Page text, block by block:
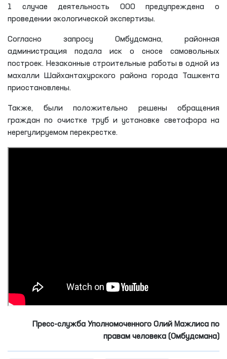
1 случае деятельность ООО предупреждена о
проведении экологической экспертизы.
Согласно запросу Омбудсмана, районная
администрация подала иск о сносе самовольных
построек. Незаконные строительные работы в одной из
махалли Шайхантахурского района города Ташкента
приостановлены.
Также, были положительно решены обращения
граждан по очистке труб и установке светофора на
нерегулируемом перекрестке.
Пресс-служба Уполномоченного Олий Мажлиса по
правам человека (Омбудсмана)